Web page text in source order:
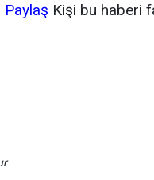
Paylaş Kişi bu haberi